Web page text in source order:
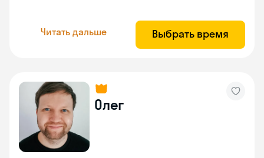
Читать дальше Выбрать время
Олег